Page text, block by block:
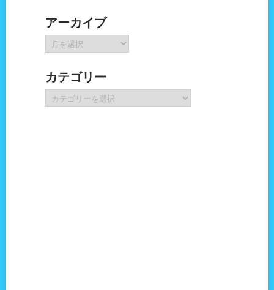
アーカイブ
ー
イ
ブ
カテゴリー
テ